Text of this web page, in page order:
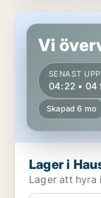
Lager i
Vi
SENAST
04:22 • 04
Skapad 6 mo
Lager i
Lager att hyra